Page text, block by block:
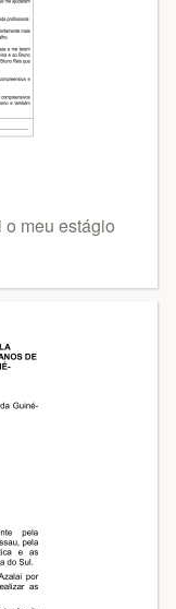
o meu estágio